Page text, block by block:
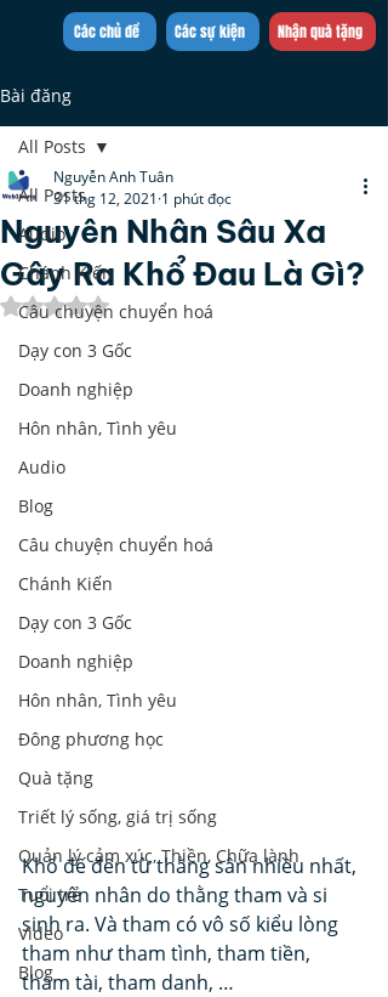
Trần Việt Quân
Các sự kiện
Các chủ đề Nhận quà tặng
Bài đăng
All Posts
Audio
Chánh Kiến
Câu chuyện chuyển hoá
Dạy con 3 Gốc
Doanh nghiệp
Hôn nhân, Tình yêu
Audio
Blog
Câu chuyện chuyển hoá
Chánh Kiến
Dạy con 3 Gốc
Doanh nghiệp
Hôn nhân, Tình yêu
Đông phương học
Quà tặng
Triết lý sống, giá trị sống
Quản lý cảm xúc, Thiền, Chữa lành
Tuổi trẻ
Video
Blog
All Posts
Nguyên Nhân Sâu Xa
Gây Ra Khổ Đau Là Gì?
Nguyễn Anh Tuân
31 thg 12, 2021 1 phút đọc
Đã xếp hạng NaN/5 sao.
Khổ đế đến từ thằng sân nhiều nhất,
nguyên nhân do thằng tham và si
sinh ra. Và tham có vô số kiểu lòng
tham như tham tình, tham tiền,
tham tài, tham danh, …